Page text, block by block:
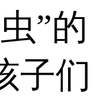
”的
子们